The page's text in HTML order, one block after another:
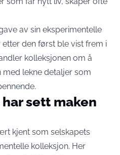
av sin eksperimentelle
etter den først ble vist frem i
kolleksjonen om å
med lekne detaljer som
sett maken
kjent som selskapets
kolleksjon. Her